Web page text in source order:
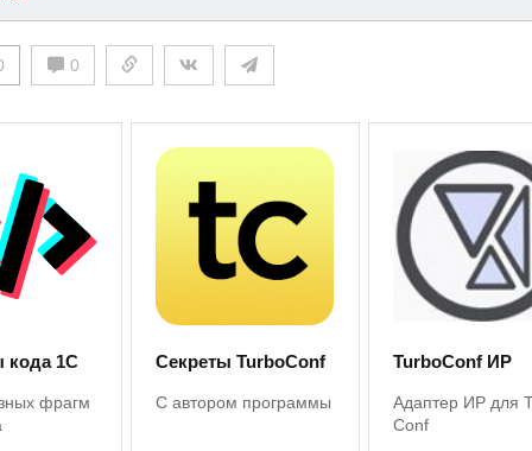
0
1С
фрагм
Секреты TurboConf
С автором программы
TurboConf ИР
Адаптер ИР для
Conf